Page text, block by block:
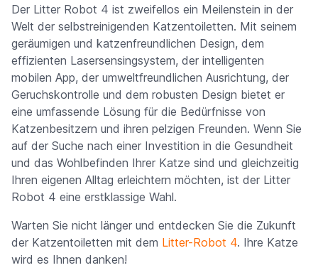
Der Litter Robot 4 ist zweifellos ein Meilenstein in der
Welt der selbstreinigenden Katzentoiletten. Mit seinem
geräumigen und katzenfreundlichen Design, dem
effizienten Lasersensingsystem, der intelligenten
mobilen App, der umweltfreundlichen Ausrichtung, der
Geruchskontrolle und dem robusten Design bietet er
eine umfassende Lösung für die Bedürfnisse von
Katzenbesitzern und ihren pelzigen Freunden. Wenn Sie
auf der Suche nach einer Investition in die Gesundheit
und das Wohlbefinden Ihrer Katze sind und gleichzeitig
Ihren eigenen Alltag erleichtern möchten, ist der Litter
Robot 4 eine erstklassige Wahl.
Warten Sie nicht länger und entdecken Sie die Zukunft
der Katzentoiletten mit dem Litter-Robot 4. Ihre Katze
wird es Ihnen danken!